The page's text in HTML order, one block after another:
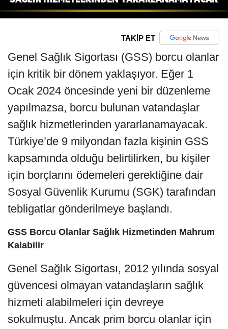
TAKİP ET
Genel Sağlık Sigortası (GSS) borcu olanlar
için kritik bir dönem yaklaşıyor. Eğer 1
Ocak 2024 öncesinde yeni bir düzenleme
yapılmazsa, borcu bulunan vatandaşlar
sağlık hizmetlerinden yararlanamayacak.
Türkiye’de 9 milyondan fazla kişinin GSS
kapsamında olduğu belirtilirken, bu kişiler
için borçlarını ödemeleri gerektiğine dair
Sosyal Güvenlik Kurumu (SGK) tarafından
tebligatlar gönderilmeye başlandı.
GSS Borcu Olanlar Sağlık Hizmetinden Mahrum
Kalabilir
Genel Sağlık Sigortası, 2012 yılında sosyal
güvencesi olmayan vatandaşların sağlık
hizmeti alabilmeleri için devreye
sokulmuştu. Ancak prim borcu olanlar için